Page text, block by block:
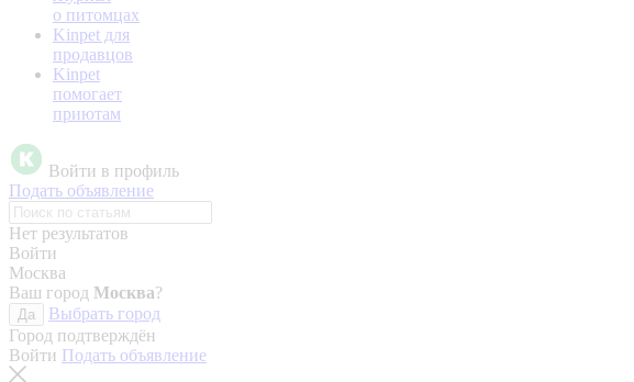
о питомцах
Kinpet для
продавцов
Kinpet
помогает
приютам
Войти в профиль
Подать объявление
Нет результатов
Войти
Москва
Ваш город Москва?
Да
Выбрать город
Город подтверждён
Войти Подать объявление